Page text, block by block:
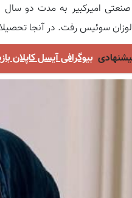
صنعتی امیرکبیر به مدت دو
سوئیس رفت. در آنجا
بیوگرافی آیسل